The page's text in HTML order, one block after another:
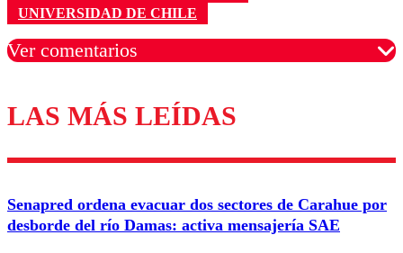
UNIVERSIDAD DE CHILE
Ver comentarios
Los comentarios son moderados para garantizar un
diálogo respetuoso.
Correo
LAS MÁS LEÍDAS
Senapred ordena evacuar dos sectores de Carahue por
desborde del río Damas: activa mensajería SAE